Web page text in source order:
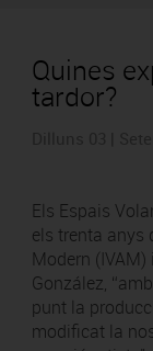
Quines
tardor?
Els Espais
els trenta anys
Modern
González,
punt la
modificat la